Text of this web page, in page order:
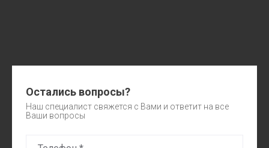
Остались вопросы?
Наш специалист свяжется с Вами и ответит на все
Ваши вопросы